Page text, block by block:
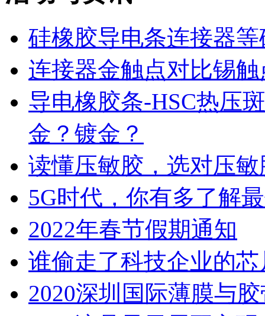
硅橡胶导电条连接器
连接器金触点对比锡
导电橡胶条-HSC热压
金？镀金？
读懂压敏胶，选对压敏
5G时代，你有多了解
2022年春节假期通知
谁偷走了科技企业的芯
2020深圳国际薄膜与